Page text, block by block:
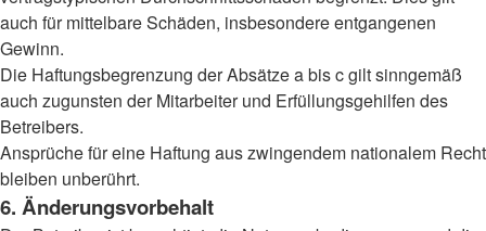
auch für mittelbare Schäden, insbesondere entgangenen
Gewinn.
Die Haftungsbegrenzung der Absätze a bis c gilt sinngemäß
auch zugunsten der Mitarbeiter und Erfüllungsgehilfen des
Betreibers.
Ansprüche für eine Haftung aus zwingendem nationalem Recht
bleiben unberührt.
6. Änderungsvorbehalt